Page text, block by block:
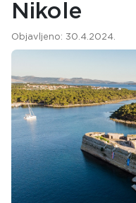
Nikole
Objavljeno: 30.4.2024.